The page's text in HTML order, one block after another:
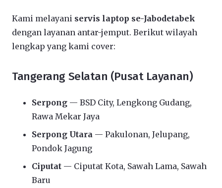
Kami melayani servis laptop se-Jabodetabek
dengan layanan antar-jemput. Berikut wilayah
lengkap yang kami cover:
Tangerang Selatan (Pusat Layanan)
Serpong — BSD City, Lengkong Gudang,
Rawa Mekar Jaya
Serpong Utara — Pakulonan, Jelupang,
Pondok Jagung
Ciputat — Ciputat Kota, Sawah Lama, Sawah
Baru